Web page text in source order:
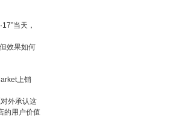
当天，
效果如何
上销
外承认这
的用户价值